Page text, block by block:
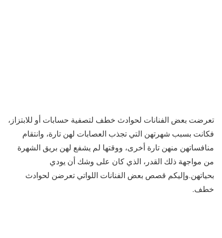
تعرضت بعض الفنانات لحوادث خطف لتصفية حسابات أو للابتزاز،
فكانت بسبب شهرتهن التي تجذب العصابات لهن تارة، وانتقام
منافساتهن منهن تارة أخرى، ووقتها لم يشفع لهن بريق الشهرة
من مواجهة ذلك القدر، الذي كان على وشك أن يودي
بحياتهن.وإليكم قصص بعض الفنانات اللواتي تعرضن لحوادث
خطف.